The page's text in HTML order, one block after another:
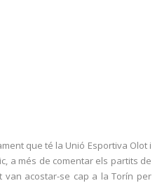
que té la Unió Esportiva Olot i
a més de comentar els partits de
van acostar-se cap a la Torín per